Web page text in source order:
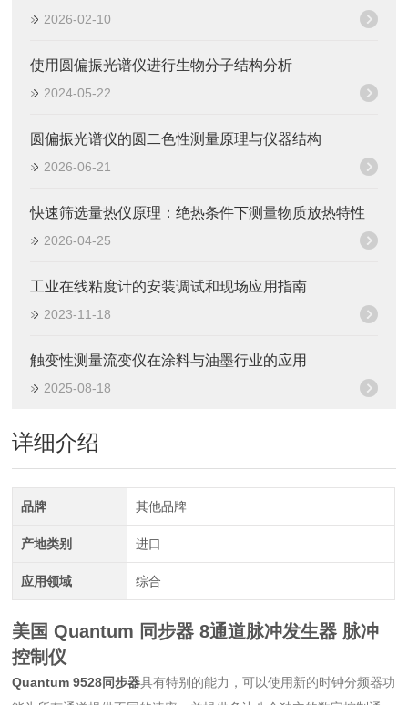
2026-02-10
使用圆偏振光谱仪进行生物分子结构分析
2024-05-22
圆偏振光谱仪的圆二色性测量原理与仪器结构
2026-06-21
快速筛选量热仪原理：绝热条件下测量物质放热特性
2026-04-25
工业在线粘度计的安装调试和现场应用指南
2023-11-18
触变性测量流变仪在涂料与油墨行业的应用
2025-08-18
详细介绍
品牌 其他品牌
产地类别 进口
应用领域 综合
美国 Quantum 同步器 8通道脉冲发生器 脉冲
控制仪
Quantum 9528同步器具有特别的能力，可以使用新的时钟分频器功